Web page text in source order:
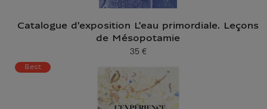
Catalogue d'exposition L'eau primordiale. Leçons
de Mésopotamie
Prix ​​actuel
35 €
Best